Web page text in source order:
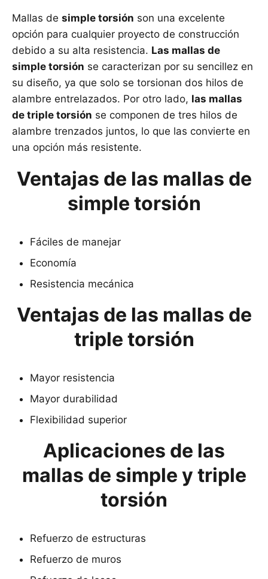
Mallas de simple torsión son una excelente
opción para cualquier proyecto de construcción
debido a su alta resistencia. Las mallas de
simple torsión se caracterizan por su sencillez en
su diseño, ya que solo se torsionan dos hilos de
alambre entrelazados. Por otro lado, las mallas
de triple torsión se componen de tres hilos de
alambre trenzados juntos, lo que las convierte en
una opción más resistente.
Ventajas de las mallas de
simple torsión
Fáciles de manejar
Economía
Resistencia mecánica
Ventajas de las mallas de
triple torsión
Mayor resistencia
Mayor durabilidad
Flexibilidad superior
Aplicaciones de las
mallas de simple y triple
torsión
Refuerzo de estructuras
Refuerzo de muros